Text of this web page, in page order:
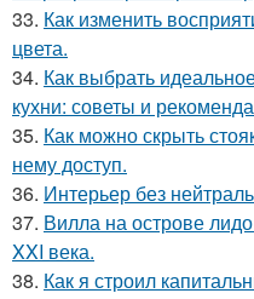
33. Как изменить
цвета.
34. Как выбрать
кухни: советы и
35. Как можно скрыть
нему доступ.
36. Интерьер без
37. Вилла на острове
XXI века.
38. Как я строил